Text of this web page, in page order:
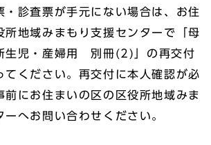
・診査票が手元にない場合は、お住
所地域みまもり支援センターで「母
児・産婦用 別冊(2)」の再交付
てください。再交付に本人確認が必
前にお住まいの区の区役所地域みま
ーへお問い合わせください。